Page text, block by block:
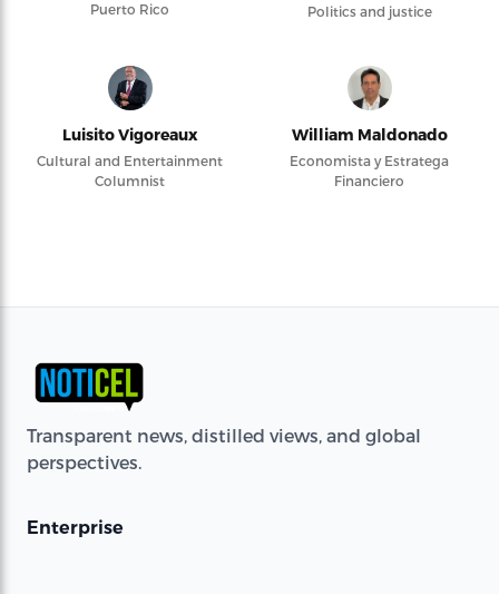
Puerto Rico
Politics and justice
Luisito Vigoreaux
Cultural and Entertainment
Columnist
William Maldonado
Economista y Estratega
Financiero
Transparent news, distilled views, and global
perspectives.
Enterprise